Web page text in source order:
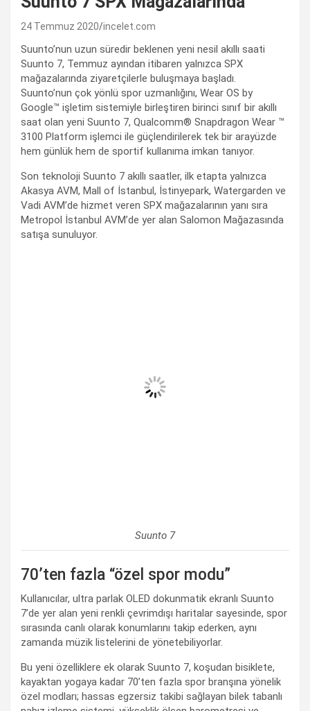
24 Temmuz 2020 incelet.com
Suunto’nun uzun süredir beklenen yeni nesil akıllı saati
Suunto 7, Temmuz ayından itibaren yalnızca SPX
mağazalarında ziyaretçilerle buluşmaya başladı.
Suunto’nun çok yönlü spor uzmanlığını, Wear OS by
Google™ işletim sistemiyle birleştiren birinci sınıf bir akıllı
saat olan yeni Suunto 7, Qualcomm® Snapdragon Wear ™
3100 Platform işlemci ile güçlendirilerek tek bir arayüzde
hem günlük hem de sportif kullanıma imkan tanıyor.
Son teknoloji Suunto 7 akıllı saatler, ilk etapta yalnızca
Akasya AVM, Mall of İstanbul, İstinyepark, Watergarden ve
Vadi AVM’de hizmet veren SPX mağazalarının yanı sıra
Metropol İstanbul AVM’de yer alan Salomon Mağazasında
satışa sunuluyor.
Suunto 7
70’ten fazla “özel spor modu”
Kullanıcılar, ultra parlak OLED dokunmatik ekranlı Suunto
7’de yer alan yeni renkli çevrimdışı haritalar sayesinde, spor
sırasında canlı olarak konumlarını takip ederken, aynı
zamanda müzik listelerini de yönetebiliyorlar.
Bu yeni özelliklere ek olarak Suunto 7, koşudan bisiklete,
kayaktan yogaya kadar 70’ten fazla spor branşına yönelik
özel modları; hassas egzersiz takibi sağlayan bilek tabanlı